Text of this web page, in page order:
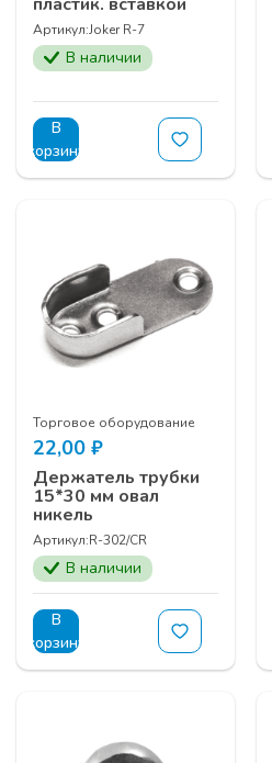
Артикул:Joker R-7
В наличии
В
корзину
Торговое оборудование
22,00 ₽
Держатель трубки
15*30 мм овал
никель
Артикул:R-302/CR
В наличии
В
корзину